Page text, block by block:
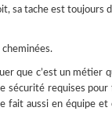
sa tache est toujours
que c’est un métier
sécurité requises pour
fait aussi en équipe et